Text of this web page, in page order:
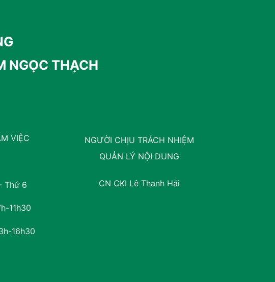
NGỌC THẠCH
VIỆC
Thứ 6
11h30
16h30
NGƯỜI CHỊU TRÁCH NHIỆM
QUẢN LÝ NỘI DUNG
CN CKI Lê Thanh Hải